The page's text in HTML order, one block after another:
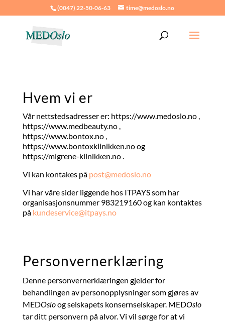
(0047) 22-50-06-63 time@medoslo.no
Hvem vi er
Vår nettstedsadresser er: https://www.medoslo.no ,
https://www.medbeauty.no ,
https://www.bontox.no ,
https://www.bontoxklinikken.no og
https://migrene-klinikken.no .
Vi kan kontakes på post@medoslo.no
Vi har våre sider liggende hos ITPAYS som har
organisasjonsnummer 983219160 og kan kontaktes
på kundeservice@itpays.no
Personvernerklæring
Denne personvernerklæringen gjelder for
behandlingen av personopplysninger som gjøres av
MEDOsloog selskapets konsernselskaper. MEDOslo
tar ditt personvern på alvor. Vi vil sørge for at vi